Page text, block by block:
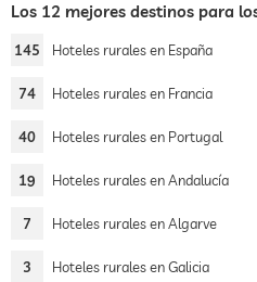
Los 12 mejores destinos para
145 Hoteles rurales en España
74 Hoteles rurales en Francia
40 Hoteles rurales en Portugal
19 Hoteles rurales en Andalucía
7 Hoteles rurales en Algarve
3 Hoteles rurales en Galicia